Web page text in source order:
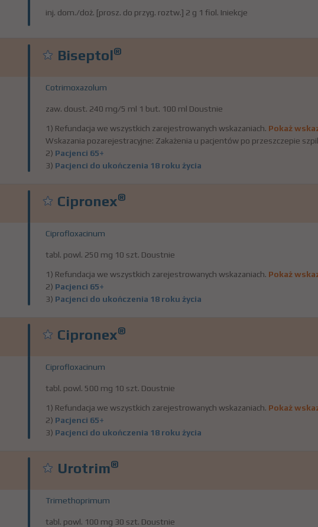
inj. dom./doż. [prosz. do przyg. roztw.] 2 g 1 fiol. Iniekcje
Biseptol®
Cotrimoxazolum
zaw. doust. 240 mg/5 ml 1 but. 100 ml Doustnie
1) Refundacja we wszystkich zarejestrowanych wskazaniach. Pokaż
Wskazania pozarejestracyjne: Zakażenia u pacjentów po przeszczepie
2) Pacjenci 65+
3) Pacjenci do ukończenia 18 roku życia
Cipronex®
Ciprofloxacinum
tabl. powl. 250 mg 10 szt. Doustnie
1) Refundacja we wszystkich zarejestrowanych wskazaniach. Pokaż
2) Pacjenci 65+
3) Pacjenci do ukończenia 18 roku życia
Cipronex®
Ciprofloxacinum
tabl. powl. 500 mg 10 szt. Doustnie
1) Refundacja we wszystkich zarejestrowanych wskazaniach. Pokaż
2) Pacjenci 65+
3) Pacjenci do ukończenia 18 roku życia
Urotrim®
Trimethoprimum
tabl. powl. 100 mg 30 szt. Doustnie